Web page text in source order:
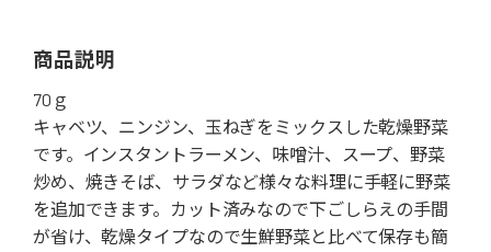
商品説明
70ｇ
キャベツ、ニンジン、玉ねぎをミックスした乾燥野菜
です。インスタントラーメン、味噌汁、スープ、野菜
炒め、焼きそば、サラダなど様々な料理に手軽に野菜
を追加できます。カット済みなので下ごしらえの手間
が省け、乾燥タイプなので生鮮野菜と比べて保存も簡